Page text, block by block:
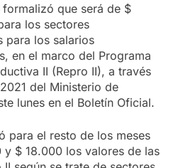
que será de $
los sectores
para los salarios
en el marco del Programa
II (Repro II), a través
del Ministerio de
lunes en el Boletín Oficial.
para el resto de los meses
$ 18.000 los valores de las